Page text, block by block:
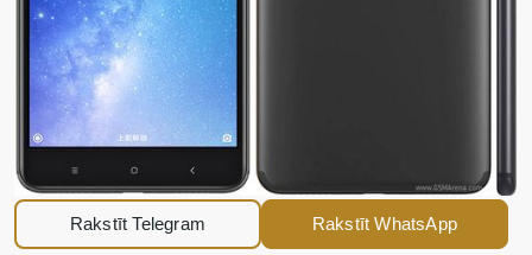
Rakstīt Telegram Rakstīt WhatsApp